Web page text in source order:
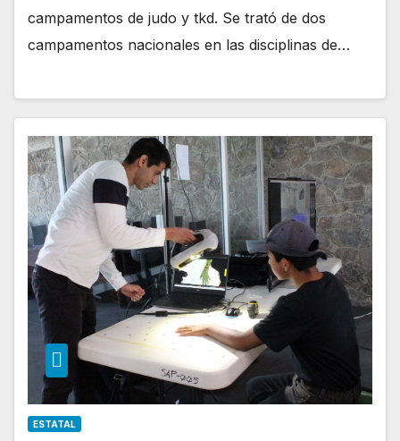
campamentos de judo y tkd. Se trató de dos
campamentos nacionales en las disciplinas de…
ESTATAL